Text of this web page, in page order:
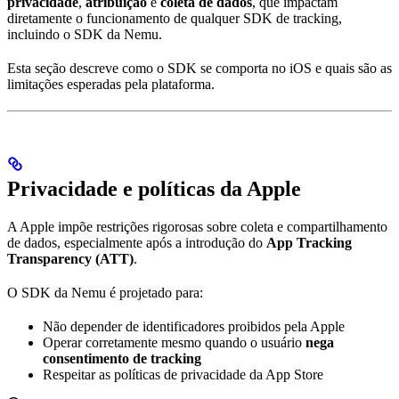
diretamente o funcionamento de qualquer SDK de tracking,
incluindo o SDK da Nemu.
Esta seção descreve como o SDK se comporta no iOS e quais são as
limitações esperadas pela plataforma.
Privacidade e políticas da Apple
A Apple impõe restrições rigorosas sobre coleta e compartilhamento
de dados, especialmente após a introdução do App Tracking
Transparency (ATT).
O SDK da Nemu é projetado para:
Não depender de identificadores proibidos pela Apple
Operar corretamente mesmo quando o usuário nega
consentimento de tracking
Respeitar as políticas de privacidade da App Store